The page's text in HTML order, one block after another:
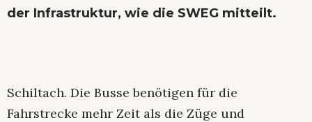
der Infrastruktur, wie die SWEG mitteilt.
Schiltach. Die Busse benötigen für die
Fahrstrecke mehr Zeit als die Züge und